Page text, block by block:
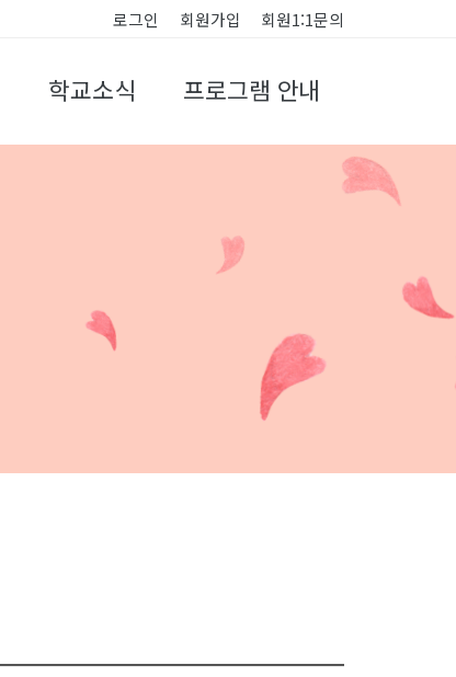
로그인 회원가입 회원1:1문의
학교소식 프로그램 안내